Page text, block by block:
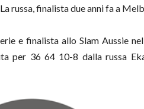
russa, finalista due anni fa a
e finalista allo Slam Aussie
per 36 64 10-8 dalla russa